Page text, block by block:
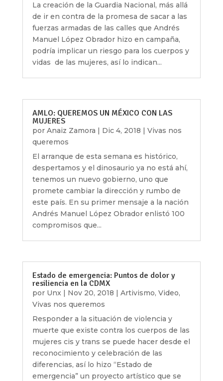
La creación de la Guardia Nacional, más allá
de ir en contra de la promesa de sacar a las
fuerzas armadas de las calles que Andrés
Manuel López Obrador hizo en campaña,
podría implicar un riesgo para los cuerpos y
vidas de las mujeres, así lo indican...
AMLO: QUEREMOS UN MÉXICO CON LAS
MUJERES
por Anaiz Zamora | Dic 4, 2018 | Vivas nos
queremos
El arranque de esta semana es histórico,
despertamos y el dinosaurio ya no está ahí,
tenemos un nuevo gobierno, uno que
promete cambiar la dirección y rumbo de
este país. En su primer mensaje a la nación
Andrés Manuel López Obrador enlistó 100
compromisos que...
Estado de emergencia: Puntos de dolor y
resiliencia en la CDMX
por Unx| Nov 20, 2018 | Artivismo, Video,
Vivas nos queremos
Responder a la situación de violencia y
muerte que existe contra los cuerpos de las
mujeres cis y trans se puede hacer desde el
reconocimiento y celebración de las
diferencias, así lo hizo “Estado de
emergencia” un proyecto artístico que se